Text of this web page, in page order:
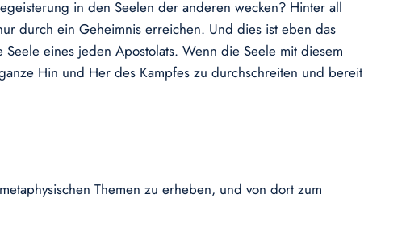
in den Seelen der anderen wecken? Hinter all
durch ein Geheimnis erreichen. Und dies ist eben das
eines jeden Apostolats. Wenn die Seele mit diesem
Hin und Her des Kampfes zu durchschreiten und bereit
Themen zu erheben, und von dort zum